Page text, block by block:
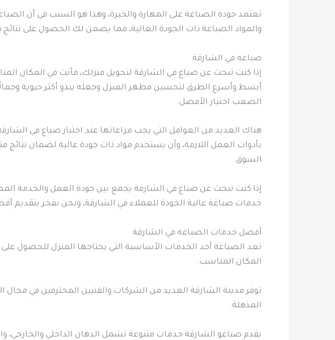
تعتمد جودة الصباغة على المهارة والخبرة، وهذا هو السبب في أن
والمواد الصباغة ذات الجودة العالية، مما يضمن لك الحصول على نتائج
صباغه في الشارقة
إذا كنت تبحث عن صباغ في الشارقة لتحويل منزلك، فأنت في المكان
أبسط وأسرع الطرق لتحسين مظهر المنزل وجعله يبدو أكثر حيوية
الصعب اختيار الأفضل.
هناك العديد من العوامل التي يجب مراعاتها عند اختيار صباغ في
بأدوات العمل اللازمة، وأن يستخدم مواد ذات جودة عالية لضمان
السوق.
إذا كنت تبحث عن صباغ في الشارقة يجمع بين جودة العمل والخدمة
خدمات صباغة عالية الجودة للعملاء في الشارقة، ونحن نفخر بتقديم
أفضل خدمات الصباغه في الشارقة
تعد الصباغة أحد الخدمات الأساسية التي يحتاجها المنزل للحصول
المكان المناسب.
توفر مدينة الشارقة العديد من الشركات والفنيين المحترفين في مجال
المذهلة.
يقدم صباغو الشارقة خدمات متنوعة تشمل الدهان الداخلي والخارجي،